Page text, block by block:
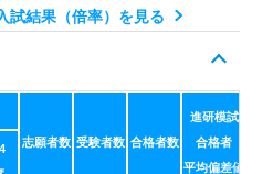
育コース 推薦 推薦Ⅱ面接特別共
試結果（倍率）を見る
志願者数 受験者数 合格者数
進研模試
合格者
平均偏差値